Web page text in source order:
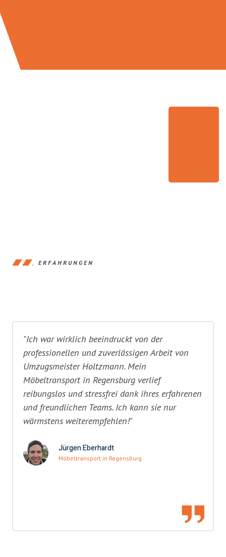
ERFAHRUNGEN
"Ich war wirklich beeindruckt von der
professionellen und zuverlässigen Arbeit von
Umzugsmeister Holtzmann. Mein
Möbeltransport in Regensburg verlief
reibungslos und stressfrei dank ihres erfahrenen
und freundlichen Teams. Ich kann sie nur
wärmstens weiterempfehlen!"
Jürgen Eberhardt
Möbeltransport in Regensburg